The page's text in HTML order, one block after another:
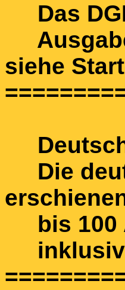
Das
siehe
Die
bis 100